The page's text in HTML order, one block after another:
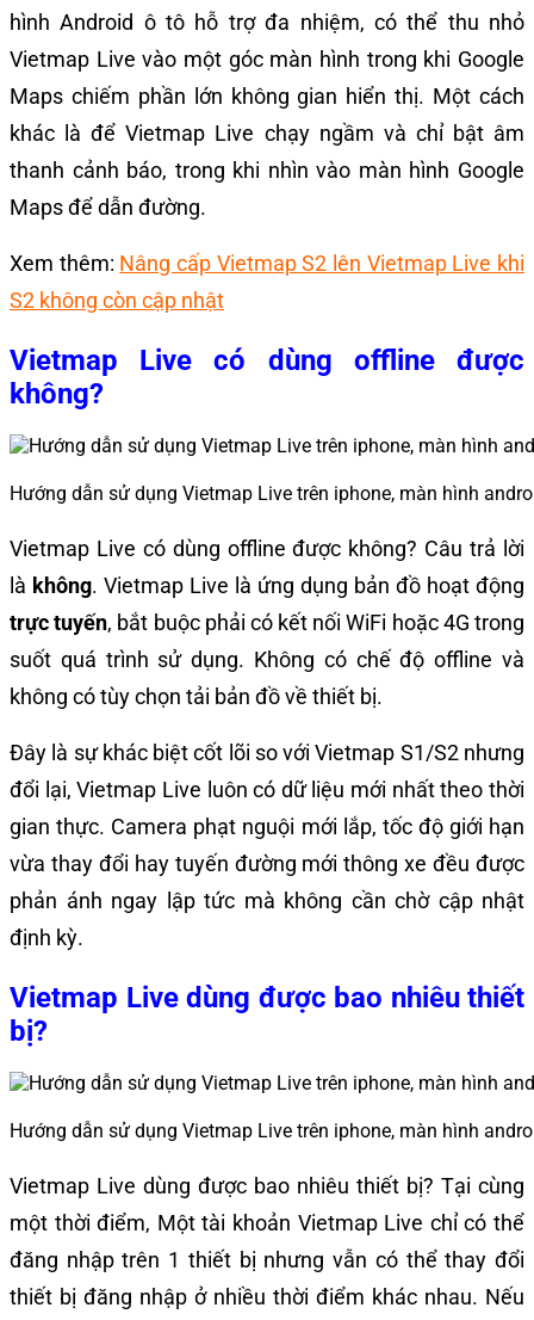
hình Android ô tô hỗ trợ đa nhiệm, có thể thu nhỏ
Vietmap Live vào một góc màn hình trong khi Google
Maps chiếm phần lớn không gian hiển thị. Một cách
khác là để Vietmap Live chạy ngầm và chỉ bật âm
thanh cảnh báo, trong khi nhìn vào màn hình Google
Maps để dẫn đường.
Xem thêm: Nâng cấp Vietmap S2 lên Vietmap Live khi
S2 không còn cập nhật
Vietmap Live có dùng offline được
không?
Hướng dẫn sử dụng Vietmap Live trên iphone, màn hình
Vietmap Live có dùng offline được không? Câu trả lời
là không. Vietmap Live là ứng dụng bản đồ hoạt động
trực tuyến, bắt buộc phải có kết nối WiFi hoặc 4G trong
suốt quá trình sử dụng. Không có chế độ offline và
không có tùy chọn tải bản đồ về thiết bị.
Đây là sự khác biệt cốt lõi so với Vietmap S1/S2 nhưng
đổi lại, Vietmap Live luôn có dữ liệu mới nhất theo thời
gian thực. Camera phạt nguội mới lắp, tốc độ giới hạn
vừa thay đổi hay tuyến đường mới thông xe đều được
phản ánh ngay lập tức mà không cần chờ cập nhật
định kỳ.
Vietmap Live dùng được bao nhiêu thiết
bị?
Hướng dẫn sử dụng Vietmap Live trên iphone, màn hình
Vietmap Live dùng được bao nhiêu thiết bị? Tại cùng
một thời điểm, Một tài khoản Vietmap Live chỉ có thể
đăng nhập trên 1 thiết bị nhưng vẫn có thể thay đổi
thiết bị đăng nhập ở nhiều thời điểm khác nhau. Nếu